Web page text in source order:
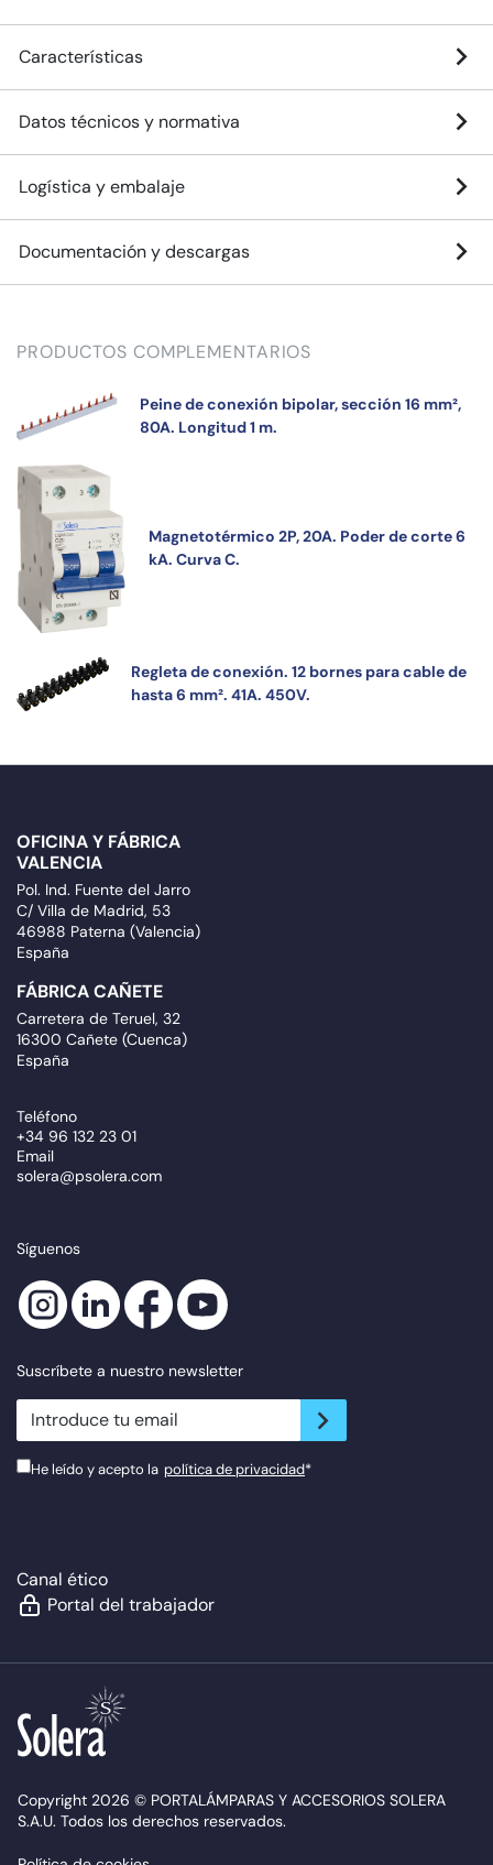
Características
Datos técnicos y normativa
Logística y embalaje
Documentación y descargas
PRODUCTOS COMPLEMENTARIOS
Peine de conexión bipolar, sección 16 mm²,
80A. Longitud 1 m.
Magnetotérmico 2P, 20A. Poder de corte 6
kA. Curva C.
Regleta de conexión. 12 bornes para cable de
hasta 6 mm². 41A. 450V.
OFICINA Y FÁBRICA
VALENCIA
Pol. Ind. Fuente del Jarro
C/ Villa de Madrid, 53
46988 Paterna (Valencia)
España
FÁBRICA CAÑETE
Carretera de Teruel, 32
16300 Cañete (Cuenca)
España
Teléfono
+34 96 132 23 01
Email
solera@psolera.com
Síguenos
Suscríbete a nuestro newsletter
newsletter.suscribe
He leído y acepto la política de privacidad*
Canal ético
Portal del trabajador
Copyright 2026 © PORTALÁMPARAS Y ACCESORIOS SOLERA
S.A.U. Todos los derechos reservados.